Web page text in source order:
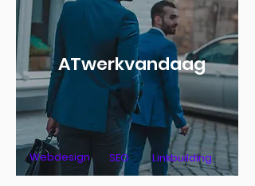
SEO Linkbuilding
ATwerkvandaag
Webdesign